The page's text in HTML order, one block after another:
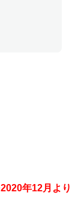
年12月より